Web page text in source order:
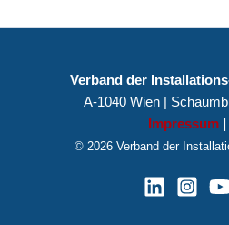
Verband der
A-1040 Wien |
Impressum
© 2026 Verband der